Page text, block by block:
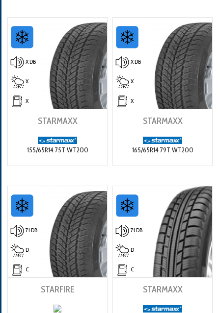
X DB
X
X
STARMAXX
155/65R14 75T WT200
X DB
X
X
STARMAXX
165/65R14 79T WT200
71 DB
D
C
STARFIRE
71 DB
D
C
STARMAXX